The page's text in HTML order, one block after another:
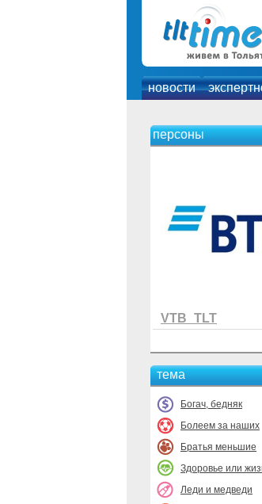
новости
персоны
VTB_TLT
тема
Богач, бедняк
Болеем за наших
Братья меньшие
Здоровье или
Леди и медведи